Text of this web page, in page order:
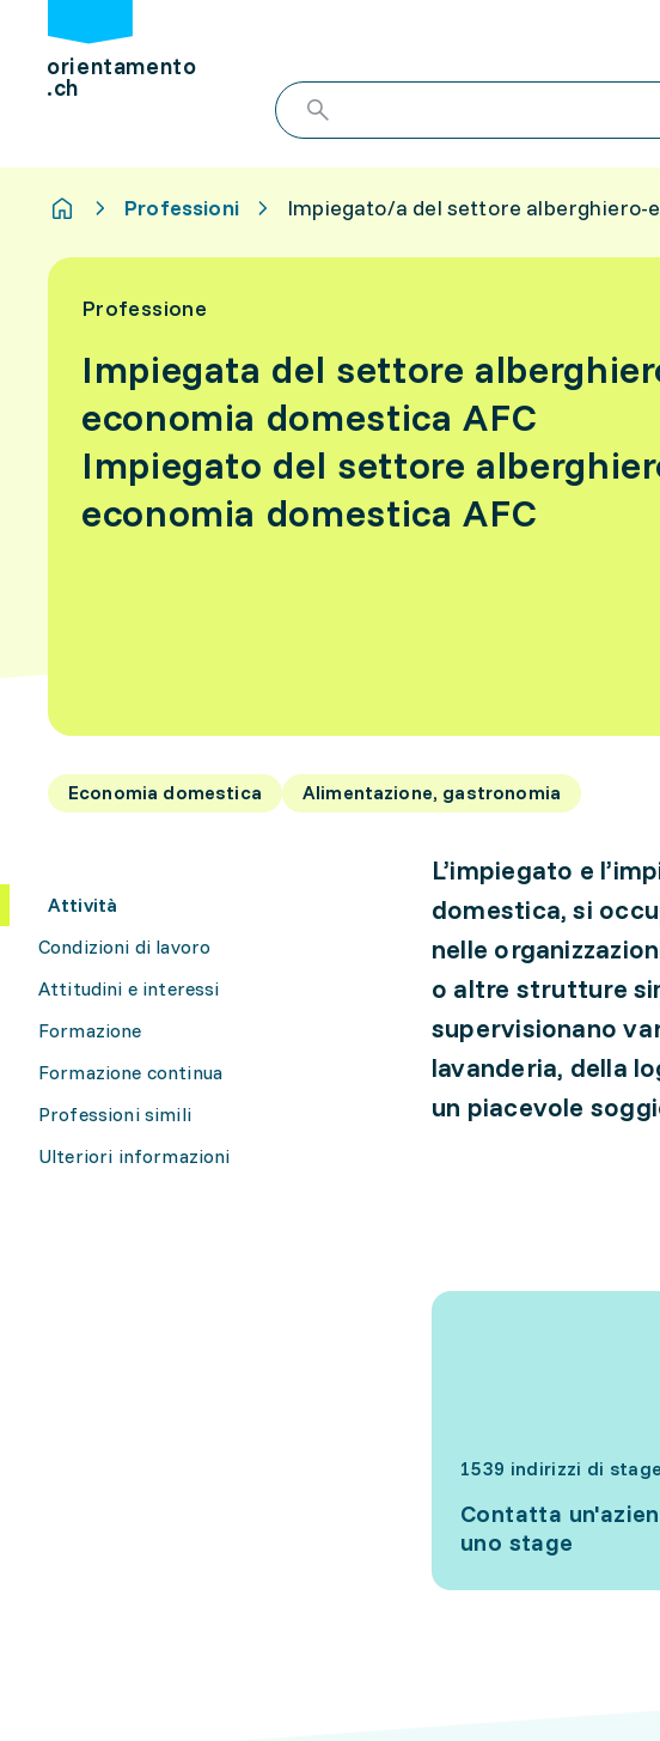
orientamento
.ch
Professioni Impiegato/a del settore alberghiero-
Professione
Impiegata del settore
economia domestica AFC
Impiegato del settore
economia domestica AFC
Economia domestica Alimentazione, gastronomia
Attività
Condizioni di lavoro
Attitudini e interessi
Formazione
Formazione continua
Professioni simili
Ulteriori informazioni
L’impiegato e
domestica, si
nelle
o altre strutture
supervisionano
lavanderia, della
un piacevole
1539 indirizzi di stage
Contatta
uno stage